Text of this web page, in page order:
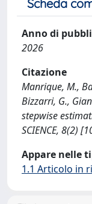
Scheda
Anno di
2026
Citazione
Manrique, M.,
Bizzarri, G.,
stepwise
SCIENCE, 8(2)
Appare nelle
1.1 Articolo in